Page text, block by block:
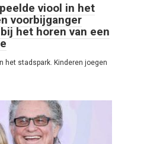
viool in het
voorbijganger
het horen van een
het stadspark. Kinderen joegen